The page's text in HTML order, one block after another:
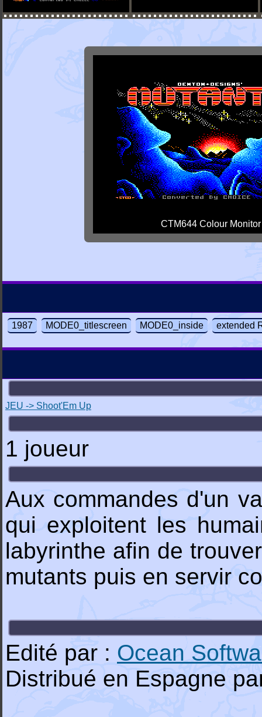
CTM644 Colour Monitor
1987 MODE0_titlescreen MODE0_inside extended
JEU -> Shoot'Em Up
1 joueur
Aux commandes d'un
qui exploitent les
labyrinthe afin de
mutants puis en servir
Edité par : Ocean
Distribué en Espagne